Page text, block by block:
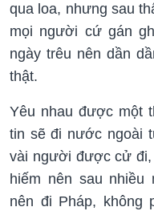
qua loa, nhưng sau
mọi người cứ gán
ngày trêu nên dần
thật.
Yêu nhau được một
tin sẽ đi nước ngoài
vài người được cử
hiếm nên sau nhiều
nên đi Pháp, không